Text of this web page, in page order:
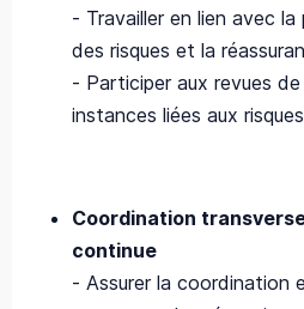
- Travailler en lien avec
des risques et la
- Participer aux revues
instances liées aux
Coordination
continue
- Assurer la coordination